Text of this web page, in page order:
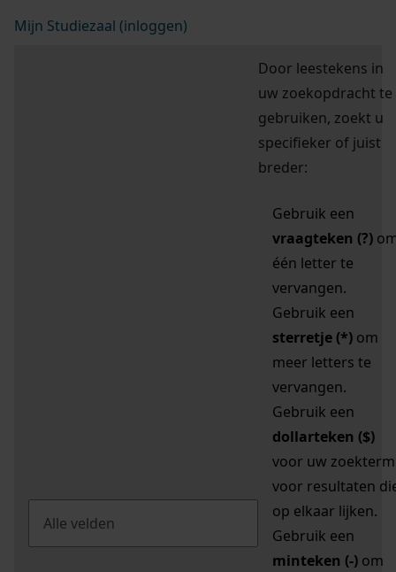
Mijn Studiezaal (inloggen)
Door leestekens in
uw zoekopdracht te
gebruiken, zoekt u
specifieker of juist
breder:
Gebruik een
vraagteken (?)
één letter te
vervangen.
Gebruik een
sterretje (*) om
meer letters te
vervangen.
Gebruik een
dollarteken ($)
voor uw zoekterm
voor resultaten
op elkaar lijken.
Gebruik een
minteken (-) om